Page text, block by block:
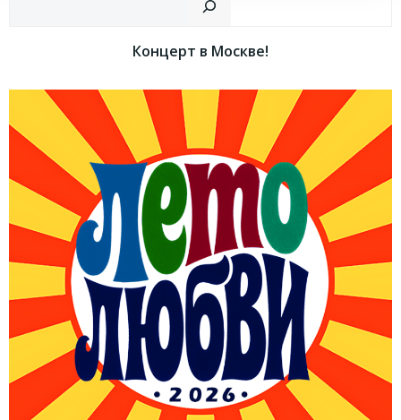
записям
записям
Концерт в Москве!